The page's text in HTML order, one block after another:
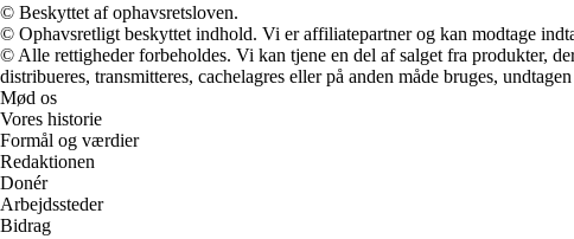
© Beskyttet af ophavsretsloven.
© Ophavsretligt beskyttet indhold. Vi er affiliatepartner og kan modtage
© Alle rettigheder forbeholdes. Vi kan tjene en del af salget fra produkter,
distribueres, transmitteres, cachelagres eller på anden måde bruges,
Mød os
Vores historie
Formål og værdier
Redaktionen
Donér
Arbejdssteder
Bidrag